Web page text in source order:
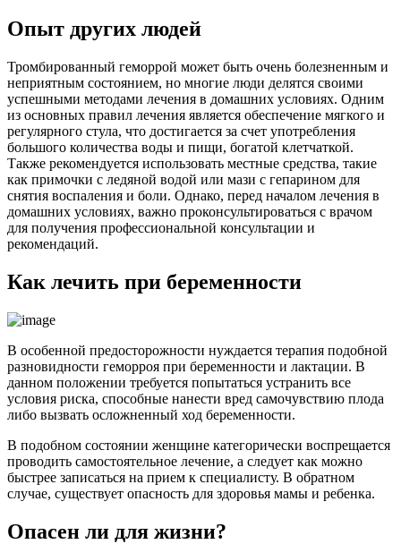
Опыт других людей
Тромбированный геморрой может быть очень болезненным и
неприятным состоянием, но многие люди делятся своими
успешными методами лечения в домашних условиях. Одним
из основных правил лечения является обеспечение мягкого и
регулярного стула, что достигается за счет употребления
большого количества воды и пищи, богатой клетчаткой.
Также рекомендуется использовать местные средства, такие
как примочки с ледяной водой или мази с гепарином для
снятия воспаления и боли. Однако, перед началом лечения в
домашних условиях, важно проконсультироваться с врачом
для получения профессиональной консультации и
рекомендаций.
Как лечить при беременности
В особенной предосторожности нуждается терапия подобной
разновидности геморроя при беременности и лактации. В
данном положении требуется попытаться устранить все
условия риска, способные нанести вред самочувствию плода
либо вызвать осложненный ход беременности.
В подобном состоянии женщине категорически воспрещается
проводить самостоятельное лечение, а следует как можно
быстрее записаться на прием к специалисту. В обратном
случае, существует опасность для здоровья мамы и ребенка.
Опасен ли для жизни?